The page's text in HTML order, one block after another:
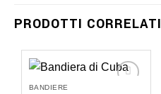
PRODOTTI CORRELATI
BANDIERE